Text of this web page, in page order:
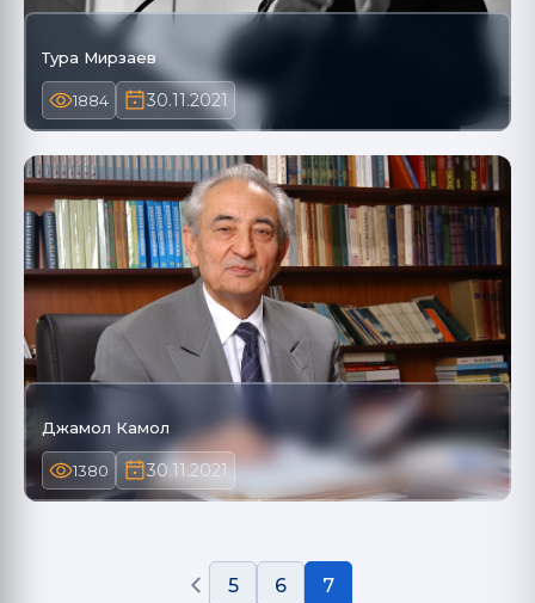
Тура Мирзаев
1884 30.11.2021
Джамол Камол
1380 30.11.2021
5 6 7